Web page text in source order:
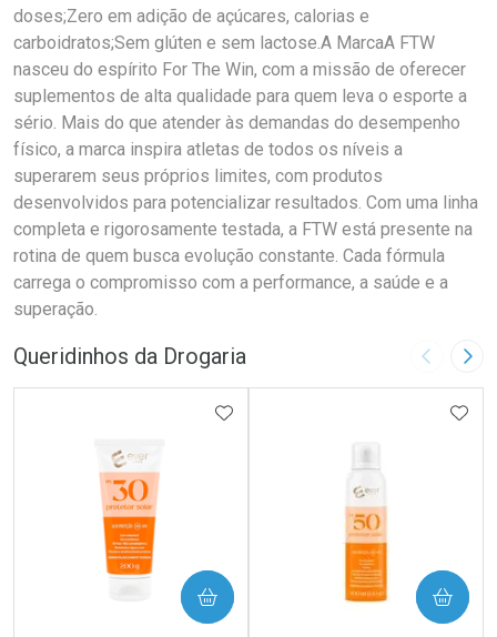
doses;Zero em adição de açúcares, calorias e
carboidratos;Sem glúten e sem lactose.A MarcaA FTW
nasceu do espírito For The Win, com a missão de oferecer
suplementos de alta qualidade para quem leva o esporte a
sério. Mais do que atender às demandas do desempenho
físico, a marca inspira atletas de todos os níveis a
superarem seus próprios limites, com produtos
desenvolvidos para potencializar resultados. Com uma linha
completa e rigorosamente testada, a FTW está presente na
rotina de quem busca evolução constante. Cada fórmula
carrega o compromisso com a performance, a saúde e a
superação.
Queridinhos da Drogaria Imagem
ADICIONAR AOS FAVORITOS
COMPRAR COMPRAR